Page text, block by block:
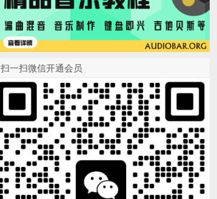
扫一扫微信开通会员